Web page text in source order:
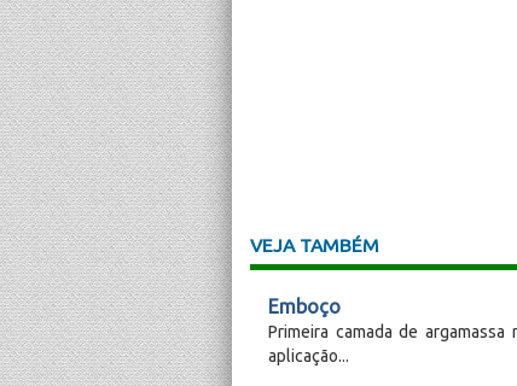
VEJA TAMBÉM
Emboço
Primeira camada de
aplicação...